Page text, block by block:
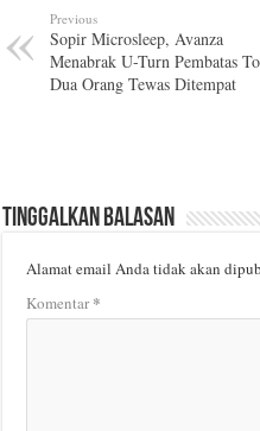
Previous
Sopir Microsleep, Avanza
Menabrak U-Turn Pembatas
Dua Orang Tewas Ditempat
Tinggalkan Balasan
Alamat email Anda tidak akan
Komentar*